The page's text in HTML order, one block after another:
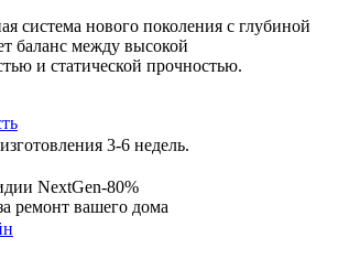
система нового поколения с глубиной
баланс между высокой
и статической прочностью.
3-6 недель.
NextGen-80%
ремонт вашего дома